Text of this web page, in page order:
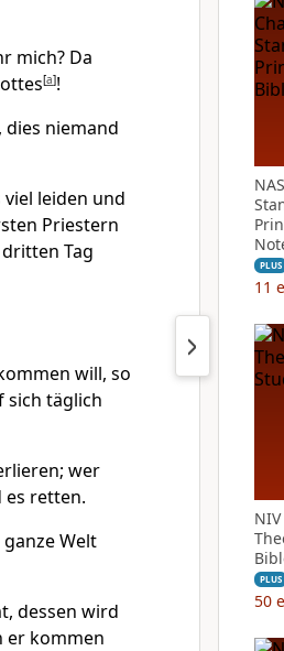
mich? Da
[a]!
niemand
leiden und
Priestern
Tag
will, so
sich täglich
wer
es retten.
Welt
dessen wird
er kommen
PLUS
11
PLUS
50